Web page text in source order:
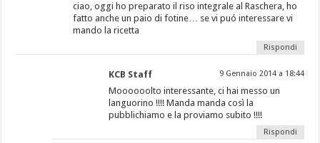
ciao, oggi ho preparato il riso integrale al Raschera, ho
fatto anche un paio di fotine… se vi puó interessare vi
mando la ricetta
Rispondi
KCB Staff 9 Gennaio 2014 a 18:44
Moooooolto interessante, ci hai messo un
languorino !!!! Manda manda così la
pubblichiamo e la proviamo subito !!!!
Rispondi